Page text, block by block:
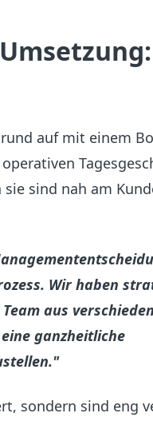
auf mit einem
sind nah am
Wir haben
aus
ganzheitliche
sondern sind eng